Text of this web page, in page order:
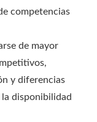
competencias
de mayor
y diferencias
disponibilidad